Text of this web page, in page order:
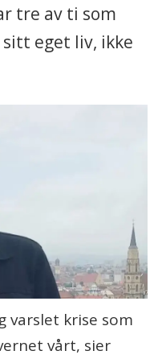
tre av ti som
eget liv, ikke
varslet krise som
vårt, sier